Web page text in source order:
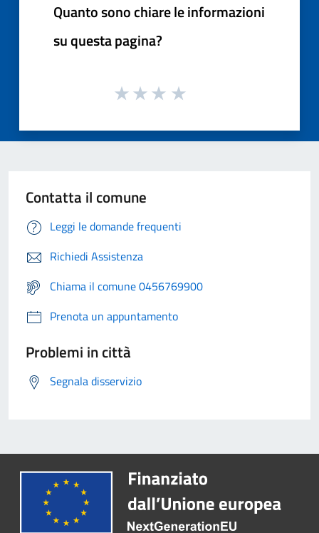
Quanto sono chiare le informazioni
su questa pagina?
Contatta il comune
Leggi le domande frequenti
Richiedi Assistenza
Chiama il comune 0456769900
Prenota un appuntamento
Problemi in città
Segnala disservizio